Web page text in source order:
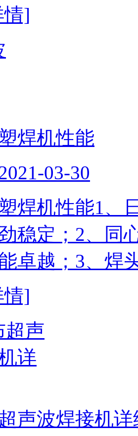
情]
焊机性能
03-30
焊机性能1、
稳定；2、同
卓越；3、焊
情]
声波焊接机